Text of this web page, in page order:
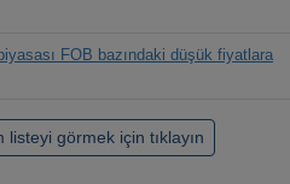
FOB bazındaki düşük fiyatlara